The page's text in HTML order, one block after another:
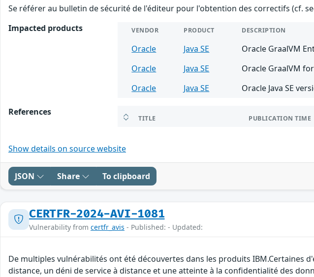
Se référer au bulletin de sécurité de l'éditeur pour l'obtention des correctifs (cf.
Impacted products
VENDOR PRODUCT DESCRIPTION
Oracle Java SE
Oracle GraalVM
Oracle
Java SE
Oracle GraalVM
Oracle
Java SE Oracle Java SE
References
TITLE PUBLICATION TIME
Show details on source website
JSON Share To clipboard
CERTFR-2024-AVI-1081
Vulnerability from certfr_avis - Published: - Updated:
De multiples vulnérabilités ont été découvertes dans les produits
distance, un déni de service à distance et une atteinte à la confidentialité des